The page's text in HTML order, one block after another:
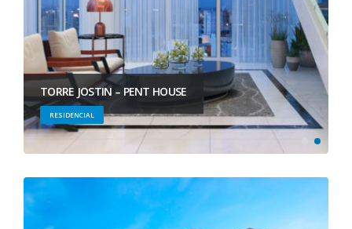
TORRE JOSTIN – PENT HOUSE
RESIDENCIAL